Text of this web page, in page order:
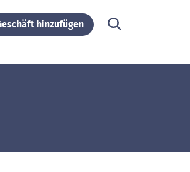
hinzufügen